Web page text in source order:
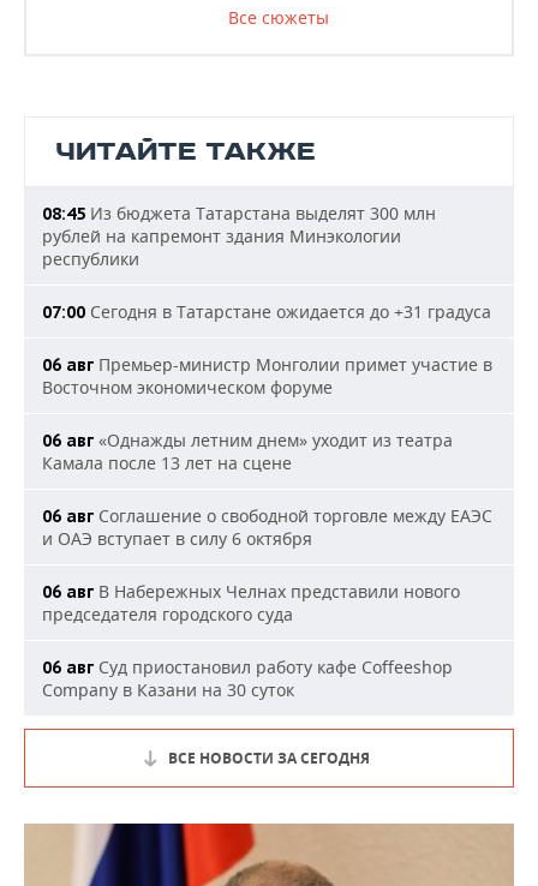
Все сюжеты
ЧИТАЙТЕ ТАКЖЕ
08:45 Из бюджета Татарстана выделят 300 млн
рублей на капремонт здания Минэкологии
республики
07:00 Сегодня в Татарстане ожидается до +31 градуса
06 авг Премьер-министр Монголии примет участие в
Восточном экономическом форуме
06 авг «Однажды летним днем» уходит из театра
Камала после 13 лет на сцене
06 авг Соглашение о свободной торговле между ЕАЭС
и ОАЭ вступает в силу 6 октября
06 авг В Набережных Челнах представили нового
председателя городского суда
06 авг Суд приостановил работу кафе Coffeeshop
Company в Казани на 30 суток
ВСЕ НОВОСТИ ЗА СЕГОДНЯ